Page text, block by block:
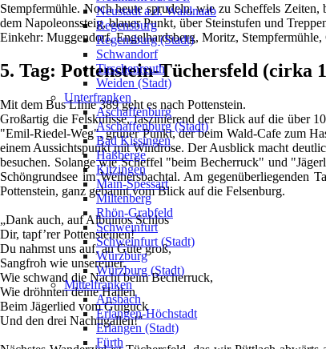
Stempfermühle. Noch heute sprudeln, wie zu Scheffels
dem Napoleonssteig, blauer Punkt, über Steinstufen und
Einkehr: Muggendorf, Engelhardsberg, Moritz, Stempfermühle,
5. Tag: Pottenstein-Tüchersfeld (cirka
Mit dem Bus LInie 389 geht es nach Pottenstein.
Großartig die Felskulisse, faszinierend der Blick auf die über
"Emil-Riedel-Weg", grüner Punkt, der beim Wald-Cafe zum
einem Aussichtspunkt mit Windrose. Der Ausblick macht
besuchen. Solange wie Scheffel "beim Becherruck" und
Schöngrundsee im Weihersbachtal. Am
Pottenstein, ganz gebannt vom Blick auf die Felsenburg.
„Dank auch, auf Albuinos Schlos
Dir, tapf’rer Pottensteinen!
Du nahmst uns auf, an Güte groß,
Sangfroh wie unsereiner.
Wie schwand die Nacht beim Becherruck,
Wie dröhnten deine Hallen
Beim Jägerlied vom Guiguck
Und den drei Nachtigallen!"
Neustadt a.d. Waldnaab
Regensburg
Regensburg (Stadt)
Schwandorf
Tirschenreuth
Weiden (Stadt)
Unterfranken
Aschaffenburg
Aschaffenburg (Stadt)
Bad Kissingen
Haßberge
Kitzingen
Main-Spessart
Miltenberg
Rhön-Grabfeld
Schweinfurt
Schweinfurt (Stadt)
Würzburg
Würzburg (Stadt)
Mittelfranken
Ansbach
Erlangen-Höchstadt
Erlangen (Stadt)
Fürth